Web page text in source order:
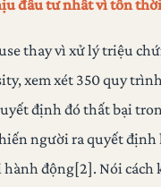
đầu tư nhất vì tốn
thay vì xử lý triệu
xem xét 350 quy
định đó thất bại
người ra quyết định
động[2]. Nói cách